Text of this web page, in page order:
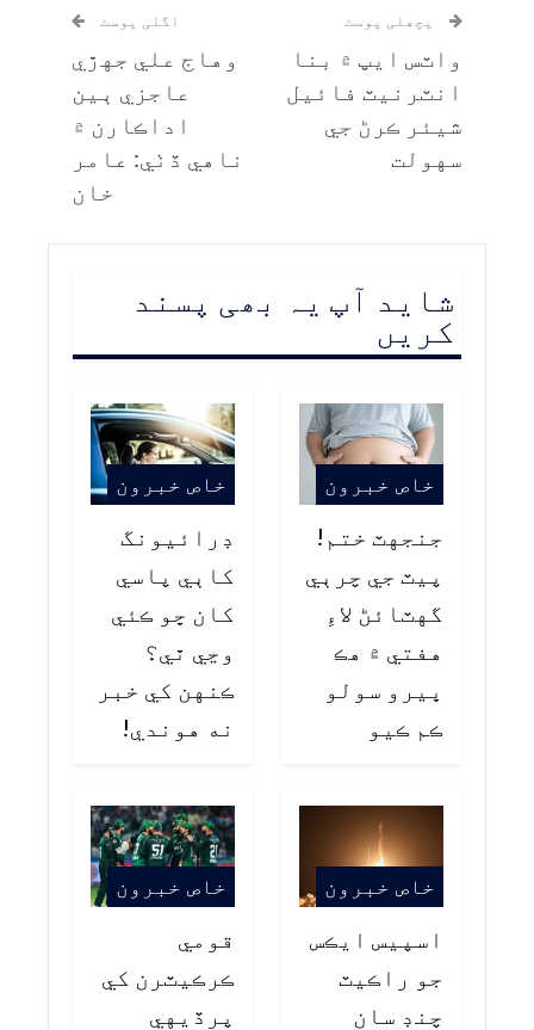
پچھلی پوسٹ
واٽس ايپ ۾ بنا
انٽرنيٽ فائيل
شيئر ڪرڻ جي
سهولت
اگلی پوسٹ
وهاج علي جهڙي
عاجزي ٻين
اداڪارن ۾
ناهي ڏٺي: عامر
خان
شاید آپ یہ بھی پسند
کریں
خاص خبرون
جنجهٽ ختم!
پيٽ جي چرٻي
گهٽائڻ لاءِ
هفتي ۾ هڪ
ڀيرو سولو
ڪم ڪيو
خاص خبرون
ڊرائيونگ
کاٻي پاسي
کان ڇو ڪئي
وڃي ٿي؟
ڪنهن کي خبر
نه هوندي!
خاص خبرون
اسپيس ايڪس
جو راڪيٽ
چنڊ سان
خاص خبرون
قومي
ڪرڪيٽرن کي
پرڏيهي